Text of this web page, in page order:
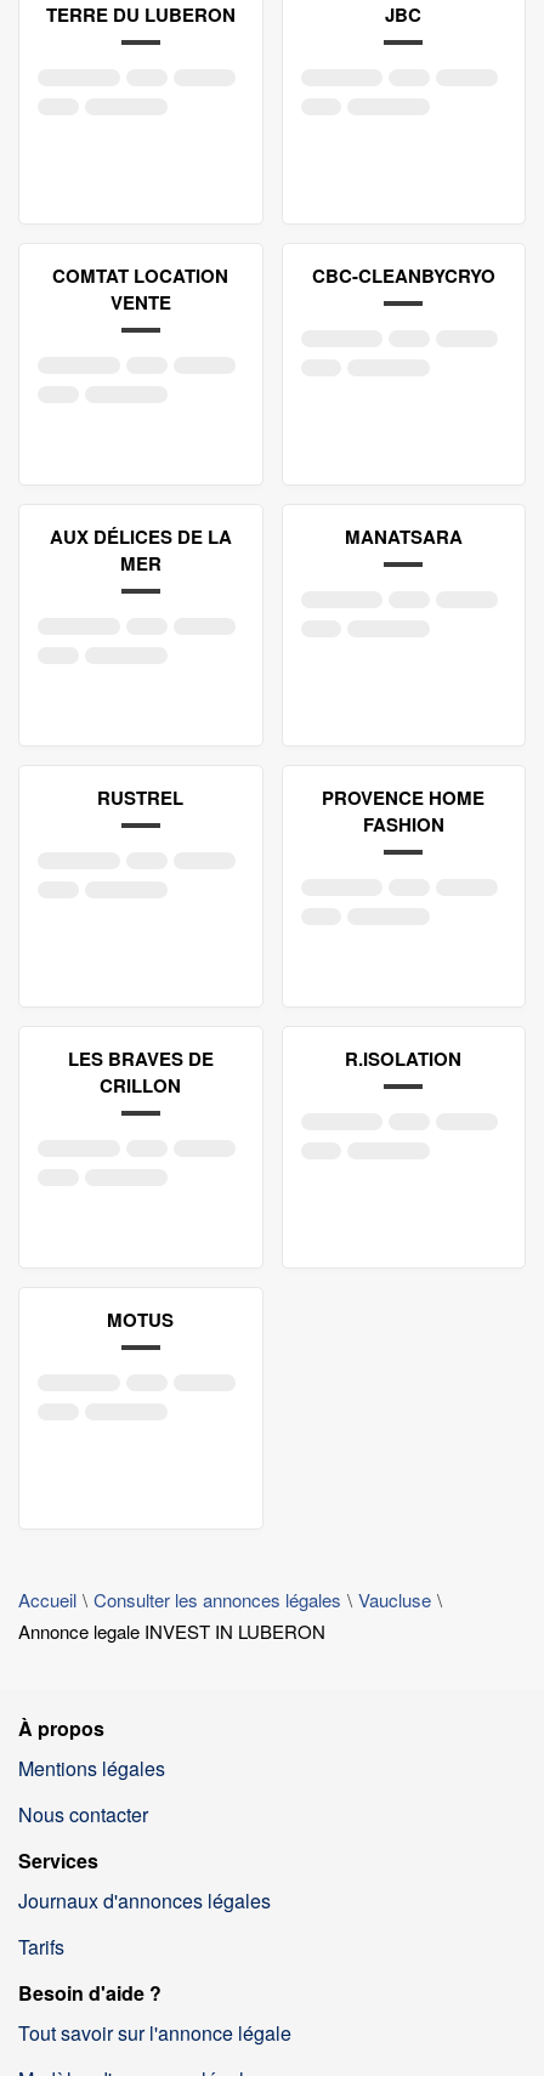
TERRE DU LUBERON JBC
COMTAT LOCATION
VENTE
CBC-CLEANBYCRYO
AUX DÉLICES DE LA
MER
MANATSARA
RUSTREL
PROVENCE HOME
FASHION
LES BRAVES DE
CRILLON
R.ISOLATION
MOTUS
Accueil Consulter les annonces légales
Vaucluse
Annonce legale INVEST IN LUBERON
À propos
Mentions légales
Nous contacter
Services
Journaux d'annonces légales
Tarifs
Besoin d'aide ?
Tout savoir sur l'annonce légale